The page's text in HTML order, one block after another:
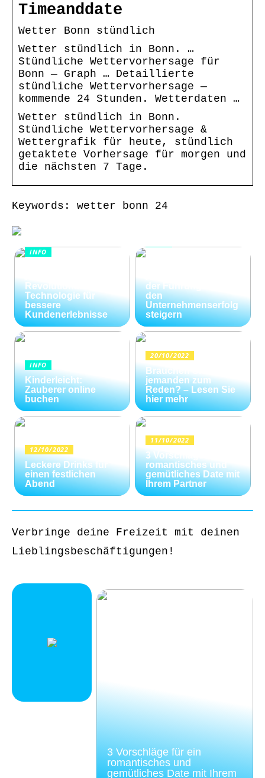
Timeanddate
Wetter Bonn stündlich
Wetter stündlich in Bonn. …
Stündliche Wettervorhersage für
Bonn — Graph … Detaillierte
stündliche Wettervorhersage —
kommende 24 Stunden. Wetterdaten …
Wetter stündlich in Bonn.
Stündliche Wettervorhersage &
Wettergrafik für heute, stündlich
getaktete Vorhersage für morgen und
die nächsten 7 Tage.
Keywords: wetter bonn 24
INFO
Revolutionäre
Technologie für
bessere
Kundenerlebnisse
der Führungskräfte
den
Unternehmenserfolg
steigern
INFO
Kinderleicht:
Zauberer online
buchen
20/10/2022
Brauchen Sie
jemanden zum
Reden? – Lesen Sie
hier mehr
12/10/2022
Leckere Drinks für
einen festlichen
Abend
11/10/2022
3 Vorschläge für ein
romantisches und
gemütliches Date mit
Ihrem Partner
Verbringe deine Freizeit mit deinen
Lieblingsbeschäftigungen!
3 Vorschläge für ein
romantisches und
gemütliches Date mit Ihrem